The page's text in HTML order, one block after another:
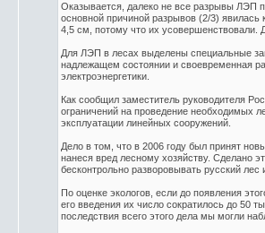
Оказывается, далеко не все разрывы ЛЭП
основной причиной разрывов (2/3)
4,5 см, потому что их усовершенствовали.
Для ЛЭП в лесах выделены специальные
надлежащем состоянии и своевременная
электроэнергетики.
Как сообщил заместитель руководителя
ограничений на проведение необходимых
эксплуатации линейных сооружений.
Дело в том, что в 2006 году был принят
нанеся вред лесному хозяйству. Сделано
бесконтрольно разворовывать русский
По оценке экологов, если до появления
его введения их число сократилось до 50
последствия всего этого дела мы могли